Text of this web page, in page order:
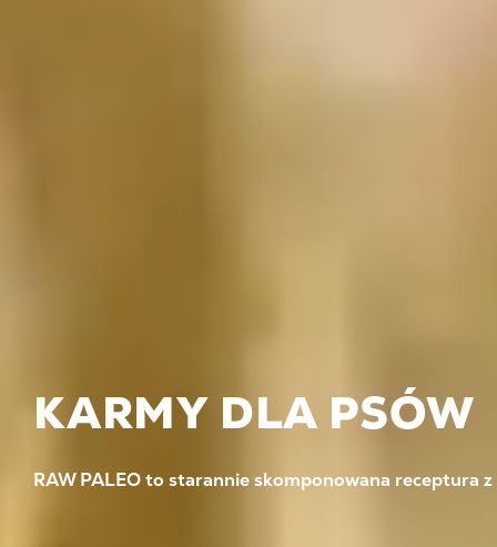
KARMY DLA PSÓW
RAW PALEO to starannie skomponowana receptura